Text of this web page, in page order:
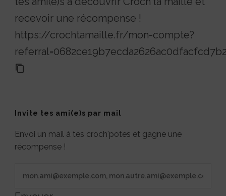
recevoir une récompense !
https://crochtamaille.fr/mon-compte?
Invite tes ami(e)s par mail
Envoi un mail à tes croch'potes et gagne une
récompense !